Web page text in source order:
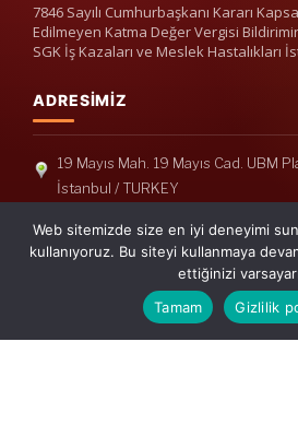
7846 Sayılı Cumhurbaşkanı Kararı
Edilmeyen Katma Değer Vergisi
SGK İş Kazaları ve Meslek Hastalıkları
ADRESIMIZ
19 Mayıs Mah. 19 Mayıs Cad. UBM
İstanbul / TURKEY
Telefon: +90(212) 240 33 39
Telefon: +90(212) 248 19 36
info@erisymm.com
Web sitemizde size en iyi deneyimi
kullanıyoruz. Bu siteyi kullanmaya
ettiğinizi
Tamam
Gizlilik